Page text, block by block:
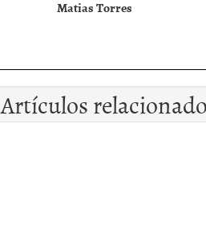
Matias Torres
Artículos